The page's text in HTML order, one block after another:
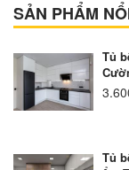
SẢN PHẨM
Tủ
Tủ